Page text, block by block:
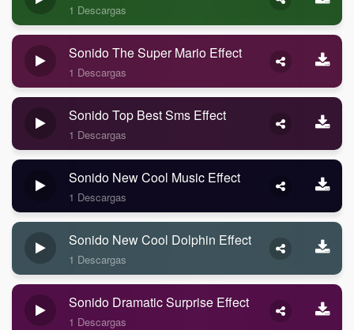
1 Descargas
Sonido The Super Mario Effect
1 Descargas
Sonido Top Best Sms Effect
1 Descargas
Sonido New Cool Music Effect
1 Descargas
Sonido New Cool Dolphin Effect
1 Descargas
Sonido Dramatic Surprise Effect
1 Descargas